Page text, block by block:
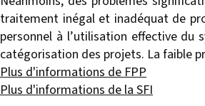
traitement inégal et inadéquat de
personnel à l’utilisation effective du
catégorisation des projets. La faible
Plus d'informations de FPP
Plus d'informations de la SFI